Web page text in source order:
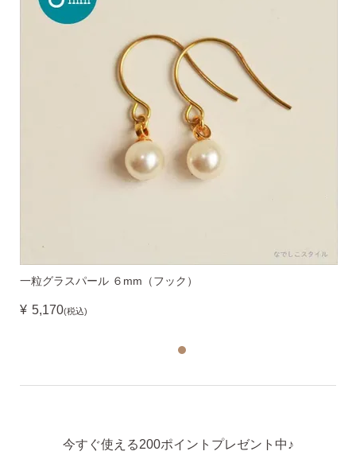
一粒グラスパール ６mm（フック）
¥ 5,170(税込)
今すぐ使える200ポイントプレゼント中♪